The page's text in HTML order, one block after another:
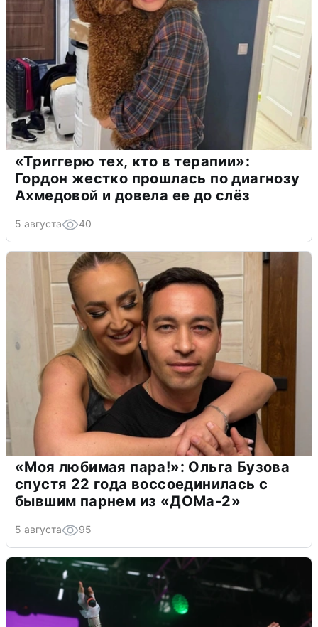
«Триггерю тех, кто в терапии»:
Гордон жестко прошлась по диагнозу
Ахмедовой и довела ее до слёз
5 августа 40
«Моя любимая пара!»: Ольга Бузова
спустя 22 года воссоединилась с
бывшим парнем из «ДОМа-2»
5 августа 95